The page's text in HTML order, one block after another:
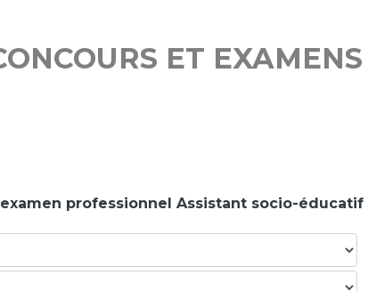
ET EXAMENS
professionnel Assistant socio-